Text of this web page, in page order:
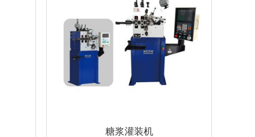
糖浆灌装机